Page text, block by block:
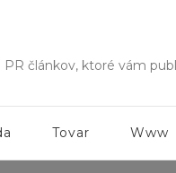
článkov, ktoré vám
Tovar Www